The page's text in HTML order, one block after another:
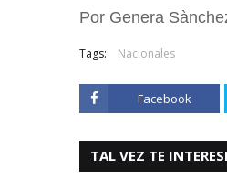
Por Genera
Tags: Nacionales
Facebook
TAL VEZ TE